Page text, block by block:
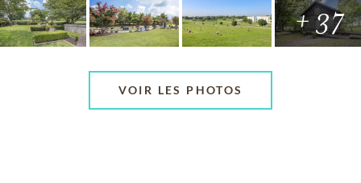
+ 37
VOIR LES PHOTOS